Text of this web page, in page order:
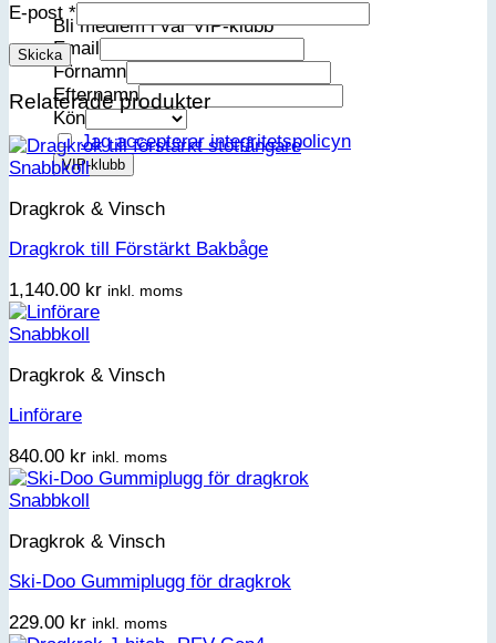
Bli medlem i vår VIP-klubb
Email
Förnamn
Efternamn
Kön
Jag accepterar integritetspolicyn
E-post *
Relaterade produkter
Snabbkoll
Dragkrok & Vinsch
Dragkrok till Förstärkt Bakbåge
1,140.00 kr inkl. moms
Snabbkoll
Dragkrok & Vinsch
Linförare
840.00 kr inkl. moms
Snabbkoll
Dragkrok & Vinsch
Ski-Doo Gummiplugg för dragkrok
229.00 kr inkl. moms